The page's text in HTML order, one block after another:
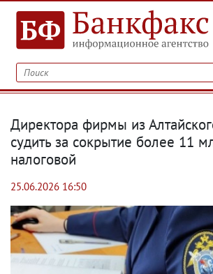
Директора фирмы из
судить за сокрытие более 11
налоговой
25.06.2026 16:50